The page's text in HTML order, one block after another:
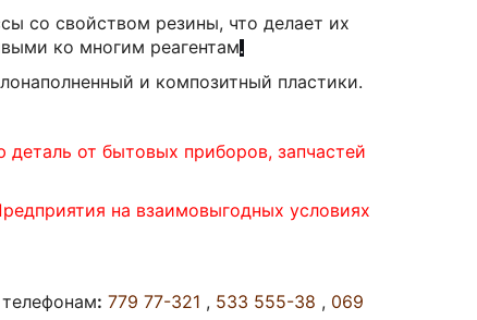
со свойством резины, что делает их
ко многим реагентам.
и композитный пластики.
от бытовых приборов, запчастей
на взаимовыгодных условиях
: 779 77-321 , 533 555-38 , 069